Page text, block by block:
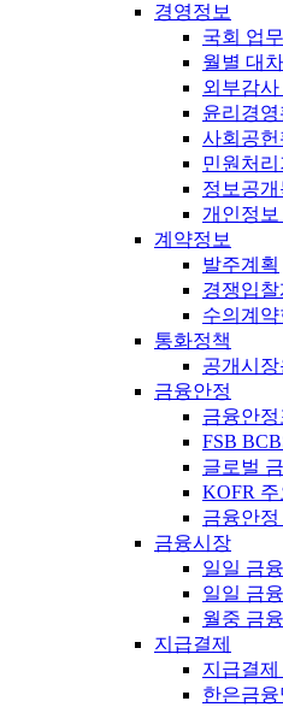
경영정보
국회 업
월별 대
외부감
윤리경영
사회공헌
민원처리
정보공개
개인정보
계약정보
발주계획
경쟁입
수의계
통화정책
공개시장
금융안정
금융안
FSB
글로벌
KOFR
금융안정
금융시장
일일 금
일일 금
월중 금
지급결제
지급결
한은금